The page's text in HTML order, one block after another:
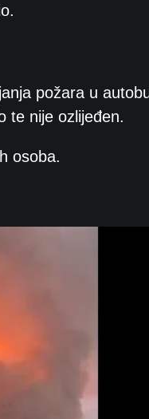
požara u
te nije ozlijeđen.
osoba.